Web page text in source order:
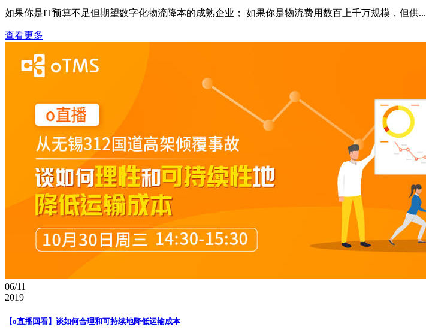
如果你是IT预算不足但期望数字化物流降本的成熟企业； 如果你是物流费用数百上千万规模，但供...
查看更多
06/11
2019
【o直播回看】谈如何合理和可持续地降低运输成本